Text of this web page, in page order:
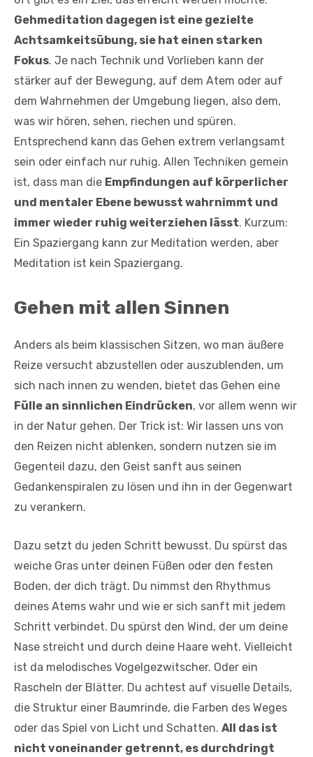
Gehmeditation dagegen ist eine gezielte
Achtsamkeitsübung, sie hat einen starken
Fokus. Je nach Technik und Vorlieben kann der
stärker auf der Bewegung, auf dem Atem oder auf
dem Wahrnehmen der Umgebung liegen, also dem,
was wir hören, sehen, riechen und spüren.
Entsprechend kann das Gehen extrem verlangsamt
sein oder einfach nur ruhig. Allen Techniken gemein
ist, dass man die Empfindungen auf körperlicher
und mentaler Ebene bewusst wahrnimmt und
immer wieder ruhig weiterziehen lässt. Kurzum:
Ein Spaziergang kann zur Meditation werden, aber
Meditation ist kein Spaziergang.
Gehen mit allen Sinnen
Anders als beim klassischen Sitzen, wo man äußere
Reize versucht abzustellen oder auszublenden, um
sich nach innen zu wenden, bietet das Gehen eine
Fülle an sinnlichen Eindrücken, vor allem wenn wir
in der Natur gehen. Der Trick ist: Wir lassen uns von
den Reizen nicht ablenken, sondern nutzen sie im
Gegenteil dazu, den Geist sanft aus seinen
Gedankenspiralen zu lösen und ihn in der Gegenwart
zu verankern.
Dazu setzt du jeden Schritt bewusst. Du spürst das
weiche Gras unter deinen Füßen oder den festen
Boden, der dich trägt. Du nimmst den Rhythmus
deines Atems wahr und wie er sich sanft mit jedem
Schritt verbindet. Du spürst den Wind, der um deine
Nase streicht und durch deine Haare weht. Vielleicht
ist da melodisches Vogelgezwitscher. Oder ein
Rascheln der Blätter. Du achtest auf visuelle Details,
die Struktur einer Baumrinde, die Farben des Weges
oder das Spiel von Licht und Schatten. All das ist
nicht voneinander getrennt, es durchdringt